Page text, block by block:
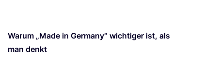
War­um „Made in Ger­ma­ny“ wich­ti­ger ist, als
man denkt